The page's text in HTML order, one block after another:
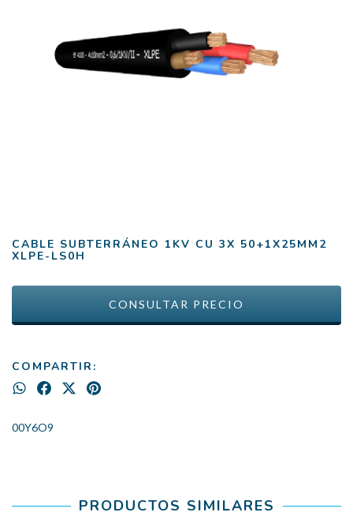
CABLE SUBTERRÁNEO 1KV CU 3X 50+1X25MM2
XLPE-LS0H
COMPARTIR:
00Y6O9
PRODUCTOS SIMILARES